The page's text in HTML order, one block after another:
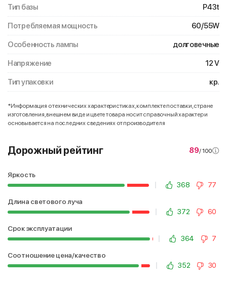
Тип базы P43t
Потребляемая мощность 60/55W
Особенность лампы долговечные
Напряжение 12 V
Тип упаковки кр.
*Информация о технических характеристиках, комплекте поставки, стране
изготовления, внешнем виде и цвете товара носит справочный характер и
основывается на последних сведениях от производителя
Дорожный рейтинг 89/ 100
Яркость
368
77
Длина светового луча
372
60
Срок эксплуатации
364
7
Соотношение цена/качество
352
30